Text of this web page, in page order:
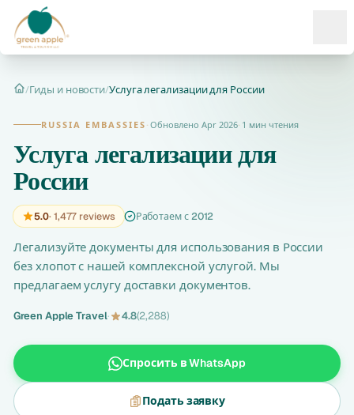
Главная
/Гиды и новости/Услуга легализации для России
RUSSIA EMBASSIES · Обновлено Apr 2026· 1 мин чтения
Услуга легализации для
России
5.0· 1,477 reviews Работаем с 2012
Легализуйте документы для использования в России
без хлопот с нашей комплексной услугой. Мы
предлагаем услугу доставки документов.
Green Apple Travel· 4.8(2,288)
Спросить в WhatsApp
Подать заявку